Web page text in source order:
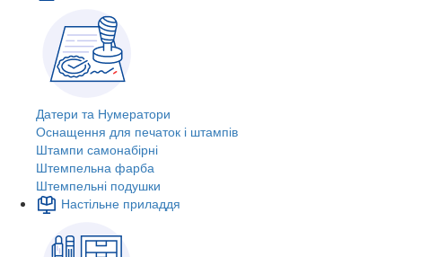
Датери та Нумератори
Оснащення для печаток і штампів
Штампи самонабірні
Штемпельна фарба
Штемпельні подушки
Настільне приладдя